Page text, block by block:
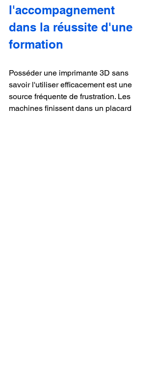
l'accompagnement
dans la réussite d'une
formation
Posséder une imprimante 3D sans
savoir l'utiliser efficacement est une
source fréquente de frustration. Les
machines finissent dans un placard